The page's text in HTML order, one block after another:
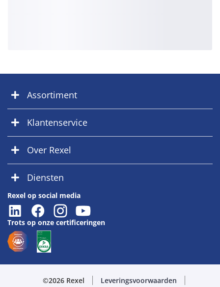
Assortiment
Klantenservice
Over Rexel
Diensten
Rexel op social media
Trots op onze certificeringen
©2026 Rexel Leveringsvoorwaarden